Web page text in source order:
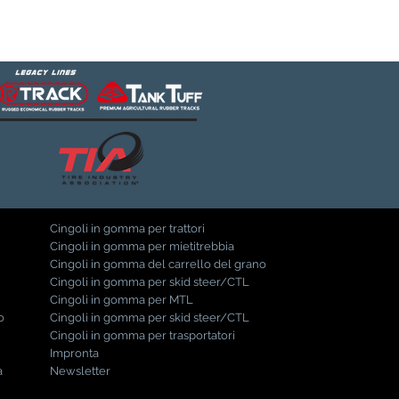
Cingoli in gomma per trattori
Cingoli in gomma per mietitrebbia
Cingoli in gomma del carrello del grano
Cingoli in gomma per skid steer/CTL
Cingoli in gomma per MTL
Cingoli in gomma per skid steer/CTL
Cingoli in gomma per trasportatori
Impronta
Newsletter